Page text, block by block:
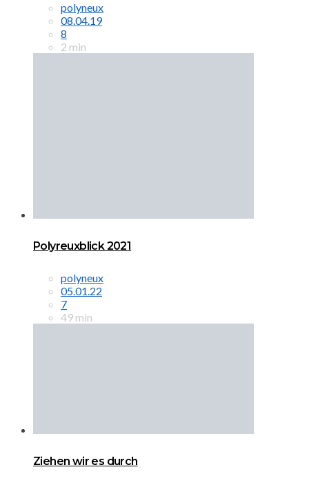
polyneux
08.04.19
8
2 min
Polyreuxblick 2021
polyneux
05.01.22
7
49 min
Ziehen wir es durch